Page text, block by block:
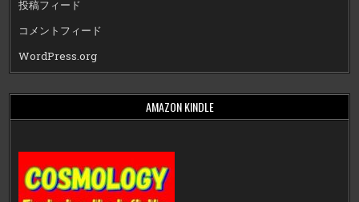
投稿フィード
コメントフィード
WordPress.org
AMAZON KINDLE